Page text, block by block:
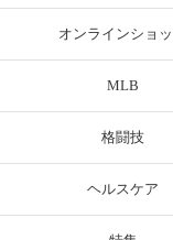
オンラインショ
MLB
格闘技
ヘルスケア